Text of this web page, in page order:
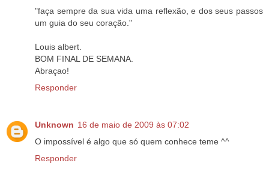
"faça sempre da sua vida uma reflexão, e dos seus passos
um guia do seu coração."
Louis albert.
BOM FINAL DE SEMANA.
Abraçao!
Responder
Unknown 16 de maio de 2009 às 07:02
O impossível é algo que só quem conhece teme ^^
Responder